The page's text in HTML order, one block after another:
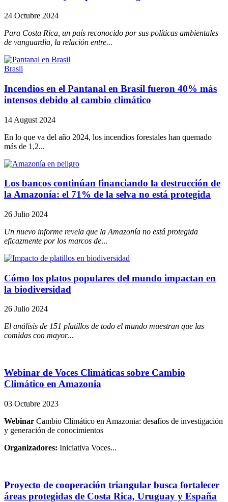
24 Octubre 2024
Para Costa Rica, un país reconocido por sus políticas ambientales
de vanguardia, la relación entre...
Brasil
Incendios en el Pantanal en Brasil fueron 40% más
intensos debido al cambio climático
14 August 2024
En lo que va del año 2024, los incendios forestales han quemado
más de 1,2...
Los bancos continúan financiando la destrucción de
la Amazonía: el 71% de la selva no está protegida
26 Julio 2024
Un nuevo informe revela que la Amazonía no está protegida
eficazmente por los marcos de...
Cómo los platos populares del mundo impactan en
la biodiversidad
26 Julio 2024
El análisis de 151 platillos de todo el mundo muestran que las
comidas con mayor...
Webinar de Voces Climáticas sobre Cambio
Climático en Amazonia
03 Octubre 2023
Webinar Cambio Climático en Amazonia: desafíos de investigación
y generación de conocimientos
Organizadores: Iniciativa Voces...
Proyecto de cooperación triangular busca fortalecer
áreas protegidas de Costa Rica, Uruguay y España